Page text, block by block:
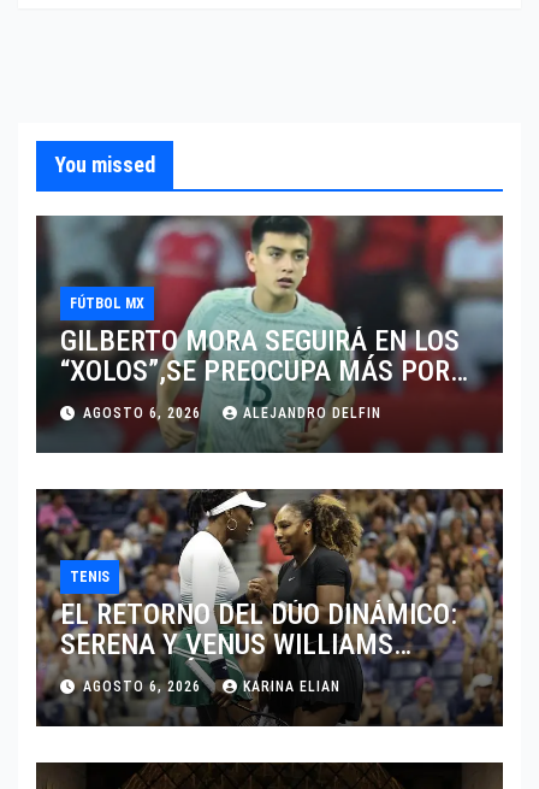
You missed
FÚTBOL MX
GILBERTO MORA SEGUIRÁ EN LOS
“XOLOS”,SE PREOCUPA MÁS POR
JUGAR EN SU EQUIPO.
AGOSTO 6, 2026 ALEJANDRO DELFIN
TENIS
EL RETORNO DEL DÚO DINÁMICO:
SERENA Y VENUS WILLIAMS
DISPUTARÁN LOS DOBLES EN
CINCINNATI 2026
AGOSTO 6, 2026 KARINA ELIAN